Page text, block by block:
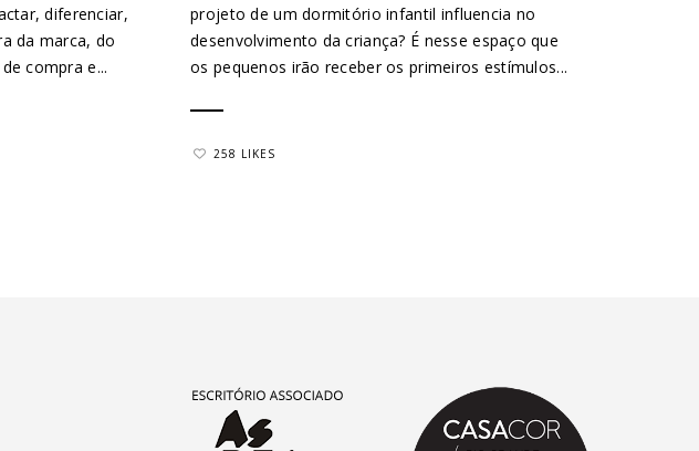
diferenciar,
da marca, do
compra e...
projeto de um dormitório infantil influencia no
desenvolvimento da criança? É nesse espaço que
os pequenos irão receber os primeiros estímulos...
258 LIKES